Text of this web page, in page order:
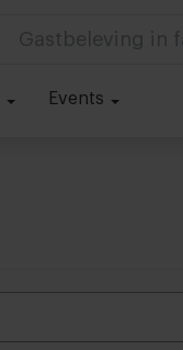
Technologie in
Events